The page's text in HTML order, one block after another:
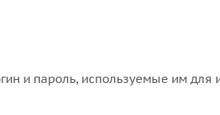
и пароль, используемые им для